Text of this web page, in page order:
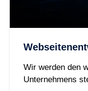
Wir werden den
Unternehmens